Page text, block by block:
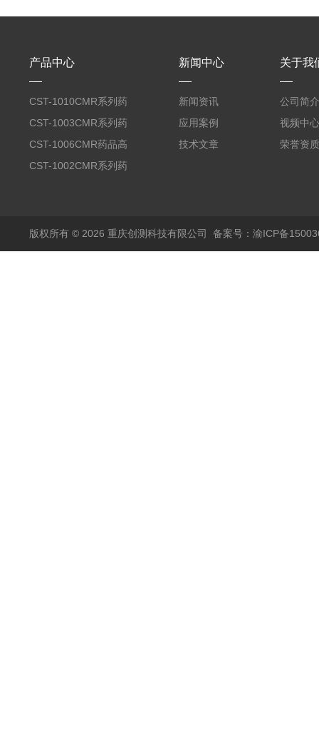
产品中心
CST-1010CMR系列药
品高温试验箱
CST-1003CMR系列药
品高温试验箱
CST-1006CMR药品高
温试验箱
CST-1002CMR系列药
新闻中心
新闻资讯
应用案例
技术文章
关于我
公司简介
视频中心
荣誉资质
版权所有 © 2026 重庆创测科技有限公司 备案号：渝ICP备